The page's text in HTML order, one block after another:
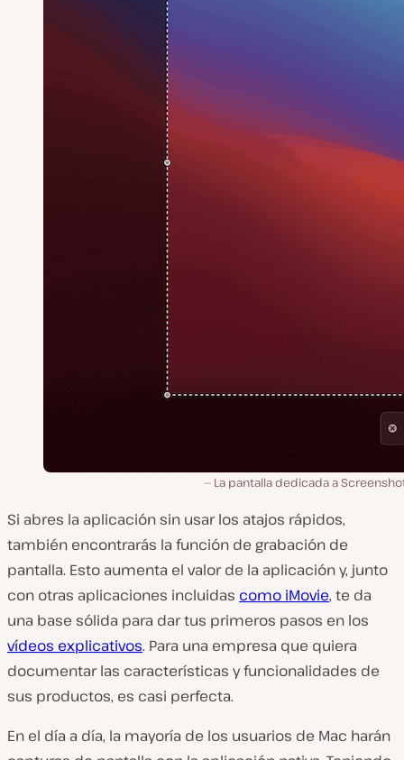
La pantalla dedicada a
Si abres la aplicación sin usar los atajos rápidos,
también encontrarás la función de grabación de
pantalla. Esto aumenta el valor de la aplicación y, junto
con otras aplicaciones incluidas como iMovie, te da
una base sólida para dar tus primeros pasos en los
vídeos explicativos. Para una empresa que quiera
documentar las características y funcionalidades de
sus productos, es casi perfecta.
En el día a día, la mayoría de los usuarios de Mac harán